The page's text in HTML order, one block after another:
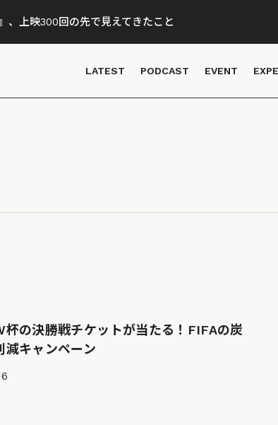
、上映300回の先で見えてきたこと
LATEST PODCAST EVENT
杯の決勝戦チケットが当たる！FIFAの炭
減キャンペーン